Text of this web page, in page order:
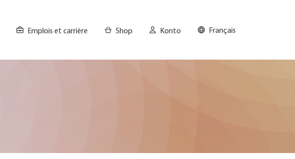
Emplois et carrière Shop Konto Français